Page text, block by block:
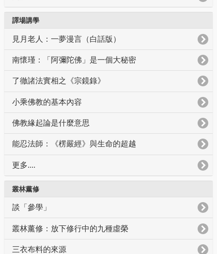
譯場講學
見月老人：一夢漫言（白話版）
南懷瑾：「阿彌陀佛」是一個大秘密
了徹諸法實相之《宗鏡錄》
小乘佛教的基本內容
佛教緣起論是什麼意思
能忍法師：《楞嚴經》與生命的超越
更多....
叢林薰修
談「參學」
叢林薰修：放下修行中的九種虛榮
三衣布料的來源